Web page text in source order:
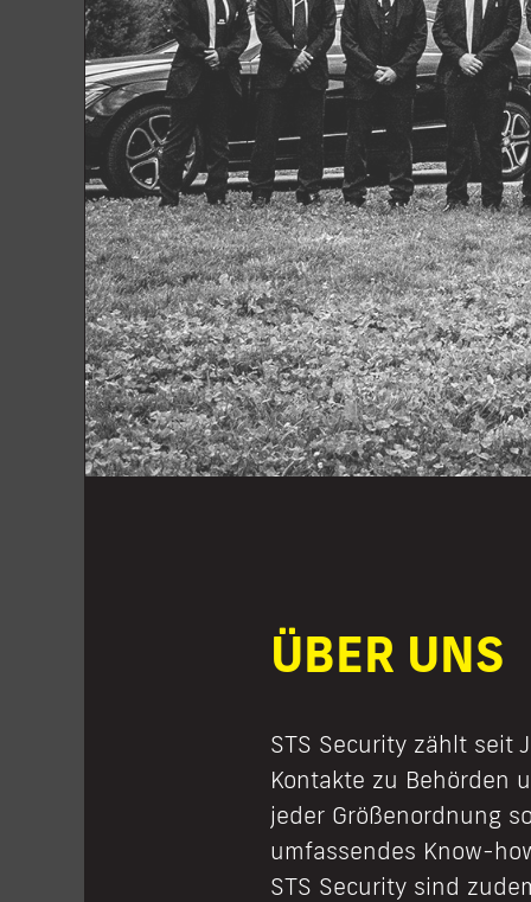
ÜBER UNS
STS Security zählt seit
Kontakte zu Behörden
jeder Größenordnung
umfassendes Know-
STS Security sind